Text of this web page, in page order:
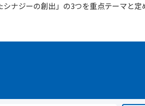
ナジーの創出」の3つを重点テーマと